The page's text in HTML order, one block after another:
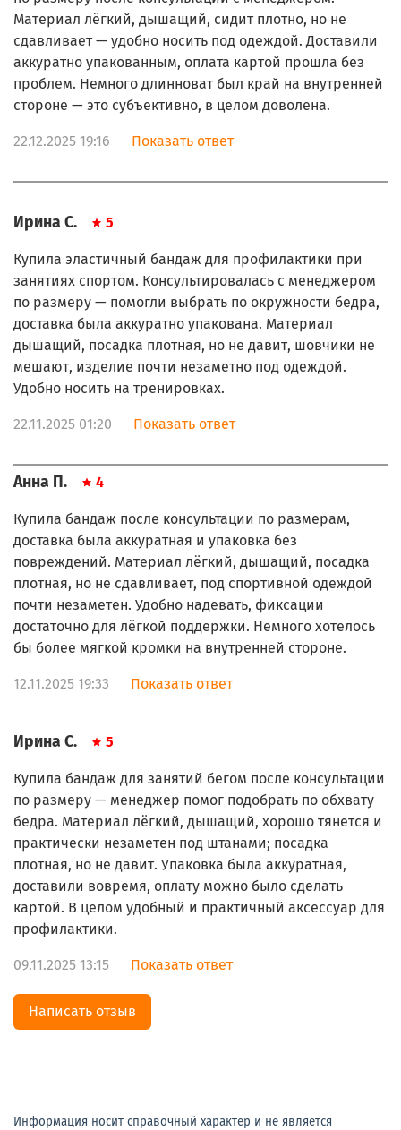
Материал лёгкий, дышащий, сидит плотно, но не
сдавливает — удобно носить под одеждой. Доставили
аккуратно упакованным, оплата картой прошла без
проблем. Немного длинноват был край на внутренней
стороне — это субъективно, в целом доволенa.
22.12.2025 19:16 Показать ответ
Ирина С. 5
Купила эластичный бандаж для профилактики при
занятиях спортом. Консультировалась с менеджером
по размеру — помогли выбрать по окружности бедра,
доставка была аккуратно упакована. Материал
дышащий, посадка плотная, но не давит, шовчики не
мешают, изделие почти незаметно под одеждой.
Удобно носить на тренировках.
22.11.2025 01:20 Показать ответ
Анна П. 4
Купила бандаж после консультации по размерам,
доставка была аккуратная и упаковка без
повреждений. Материал лёгкий, дышащий, посадка
плотная, но не сдавливает, под спортивной одеждой
почти незаметен. Удобно надевать, фиксации
достаточно для лёгкой поддержки. Немного хотелось
бы более мягкой кромки на внутренней стороне.
12.11.2025 19:33 Показать ответ
Ирина С. 5
Купила бандаж для занятий бегом после консультации
по размеру — менеджер помог подобрать по обхвату
бедра. Материал лёгкий, дышащий, хорошо тянется и
практически незаметен под штанами; посадка
плотная, но не давит. Упаковка была аккуратная,
доставили вовремя, оплату можно было сделать
картой. В целом удобный и практичный аксессуар для
профилактики.
09.11.2025 13:15 Показать ответ
Написать отзыв
Информация носит справочный характер и не является